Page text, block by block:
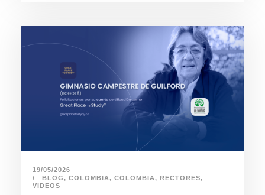
19/05/2026
BLOG, COLOMBIA, COLOMBIA, RECTORES,
VIDEOS